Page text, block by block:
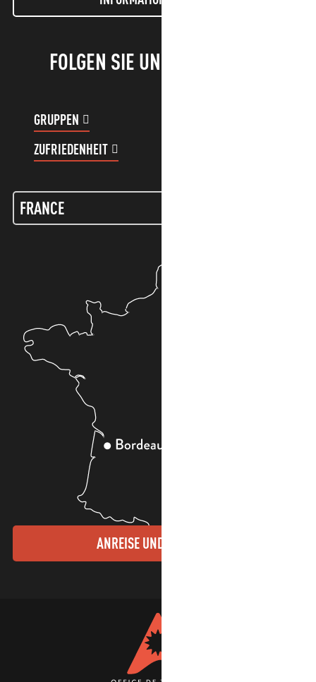
FOLGEN SIE UNS!
GRUPPEN
ZUFRIEDENHEIT
ANREISE UND KONTAKTE